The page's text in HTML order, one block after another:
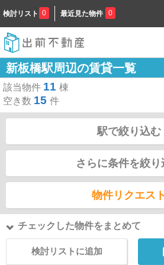
検討リスト 0 最近見た物件 0
新板橋駅周辺の賃貸一覧
該当物件 11 棟
空き数 15 件
駅で絞り込む
さらに条件を絞り
物件リクエスト
チェックした物件をまとめて
検討リストに追加